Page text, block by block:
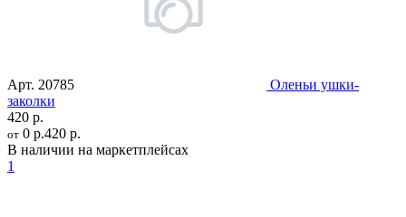
Арт. 20785
Оленьи ушки-
заколки
420 р.
от 0 р.420 р.
В наличии на маркетплейсах
1